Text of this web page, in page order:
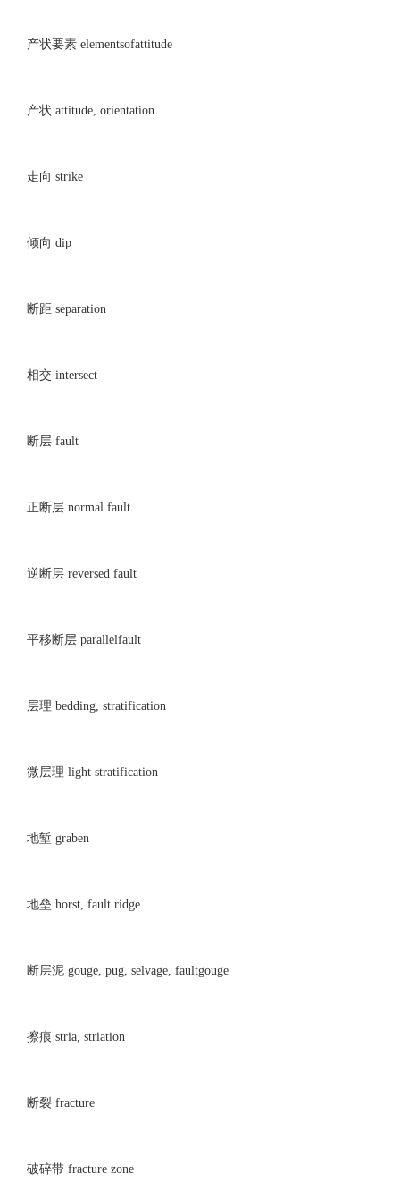
产状要素 elementsofattitude
产状 attitude, orientation
走向 strike
倾向 dip
断距 separation
相交 intersect
断层 fault
正断层 normal fault
逆断层 reversed fault
平移断层 parallelfault
层理 bedding, stratification
微层理 light stratification
地堑 graben
地垒 horst, fault ridge
断层泥 gouge, pug, selvage, faultgouge
擦痕 stria, striation
断裂 fracture
破碎带 fracture zone